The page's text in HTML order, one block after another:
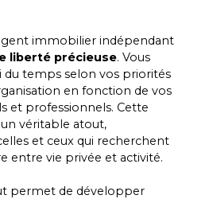
immobilier indépendant
liberté précieuse. Vous
temps selon vos priorités
en fonction de vos
et professionnels. Cette
véritable atout,
et ceux qui recherchent
entre vie privée et activité.
permet de développer